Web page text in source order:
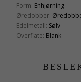
Form: Enhjørning
Øredobber:
Edelmetall: Sølv
Overflate: Blank